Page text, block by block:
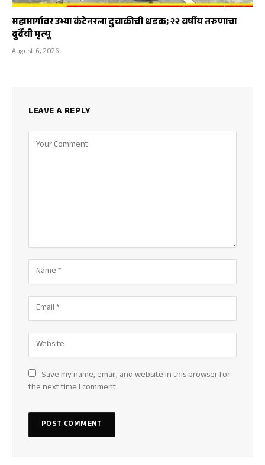
महामार्गावर उभ्या कंटेनरला दुचाकीची धडक; २२ वर्षीय तरुणाचा
दुर्दैवी मृत्यू
August 6, 2026
LEAVE A REPLY
Save my name, email, and website in this browser for
the next time I comment.